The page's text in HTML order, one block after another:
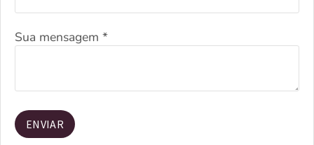
Sua mensagem *
ENVIAR